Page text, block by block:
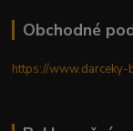
Obchodné
https://www.darceky-